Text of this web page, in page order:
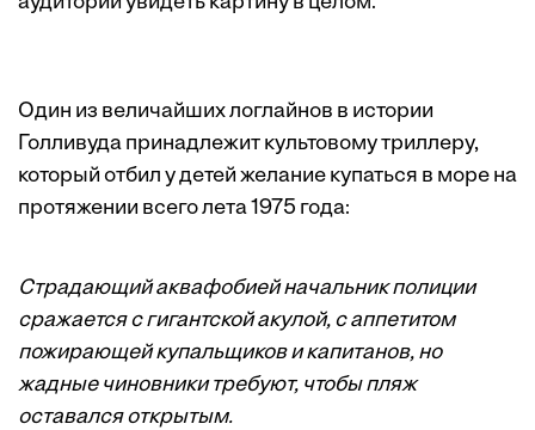
Один из величайших логлайнов в истории
Голливуда принадлежит культовому триллеру,
который отбил у детей желание купаться в море на
протяжении всего лета 1975 года:
Страдающий аквафобией начальник полиции
сражается с гигантской акулой, с аппетитом
пожирающей купальщиков и капитанов, но
жадные чиновники требуют, чтобы пляж
оставался открытым.